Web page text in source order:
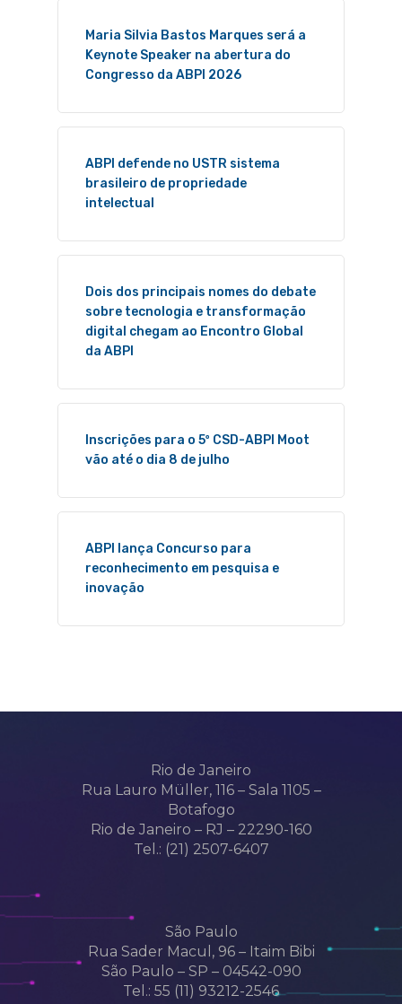
Maria Silvia Bastos Marques será a
Keynote Speaker na abertura do
Congresso da ABPI 2026
ABPI defende no USTR sistema
brasileiro de propriedade
intelectual
Dois dos principais nomes do debate
sobre tecnologia e transformação
digital chegam ao Encontro Global
da ABPI
Inscrições para o 5º CSD-ABPI Moot
vão até o dia 8 de julho
ABPI lança Concurso para
reconhecimento em pesquisa e
inovação
Rio de Janeiro
Rua Lauro Müller, 116 – Sala 1105 –
Botafogo
Rio de Janeiro – RJ – 22290-160
Tel.: (21) 2507-6407
São Paulo
Rua Sader Macul, 96 – Itaim Bibi
São Paulo – SP – 04542-090
Tel.: 55 (11) 93212-2546